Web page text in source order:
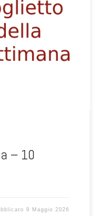
– 10
9 Maggio 2026